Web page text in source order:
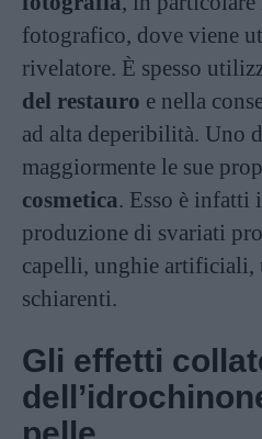
fotografico, dove viene
rivelatore. È spesso
del restauro e nella
ad alta deperibilità. Uno
maggiormente le sue
cosmetica. Esso è infatti
produzione di svariati
capelli, unghie artificiali,
schiarenti.
Gli effetti